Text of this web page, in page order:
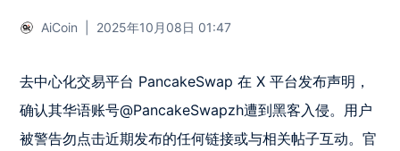
AiCoin 2025年10月08日 01:47
去中心化交易平台 PancakeSwap 在 X 平台发布声明，
确认其华语账号@PancakeSwapzh遭到黑客入侵。用户
被警告勿点击近期发布的任何链接或与相关帖子互动。官